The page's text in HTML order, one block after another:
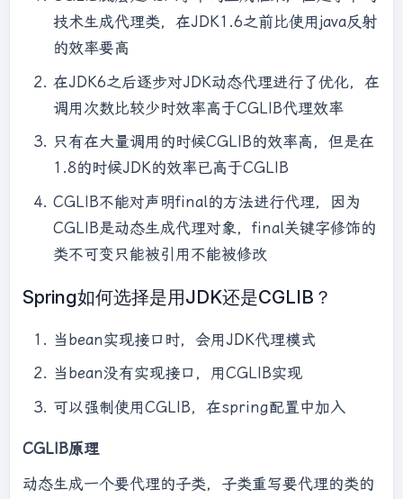
技术生成代理类，在JDK1.6之前比使用java反射
的效率要高
在JDK6之后逐步对JDK动态代理进行了优化，在
调用次数比较少时效率高于CGLIB代理效率
只有在大量调用的时候CGLIB的效率高，但是在
1.8的时候JDK的效率已高于CGLIB
CGLIB不能对声明final的方法进行代理，因为
CGLIB是动态生成代理对象，final关键字修饰的
类不可变只能被引用不能被修改
Spring如何选择是用JDK还是CGLIB？
当bean实现接口时，会用JDK代理模式
当bean没有实现接口，用CGLIB实现
可以强制使用CGLIB，在spring配置中加入
CGLIB原理
动态生成一个要代理的子类，子类重写要代理的类的